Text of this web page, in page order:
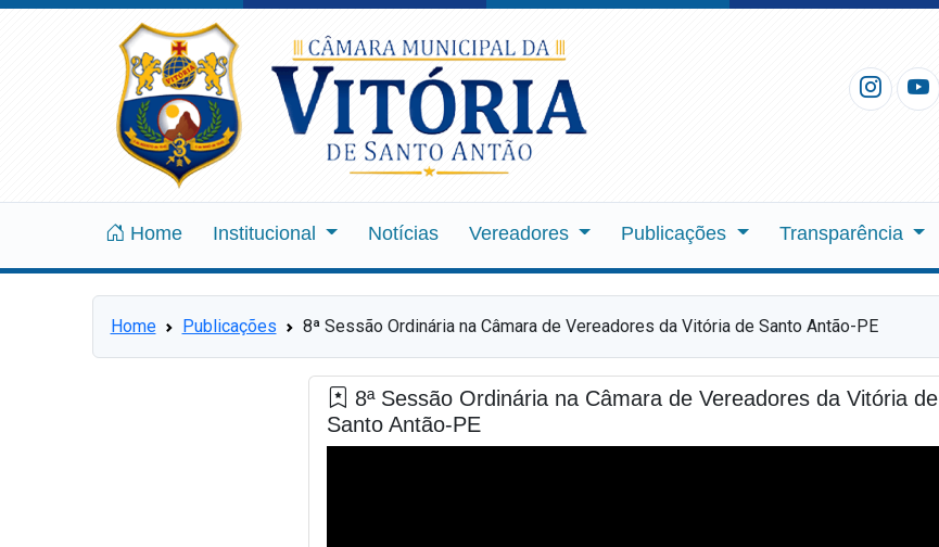
Home Institucional Notícias Vereadores Publicações Transparência
Home Publicações 8ª Sessão Ordinária na Câmara de Vereadores da Vitória de Santo Antão-PE
8ª Sessão Ordinária na Câmara de Vereadores da Vitória de
Santo Antão-PE